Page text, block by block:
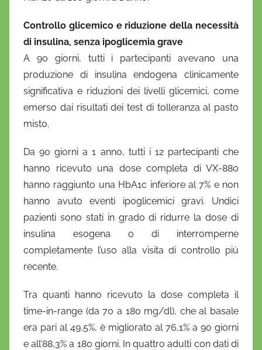
Controllo glicemico e riduzione della necessità
di insulina, senza ipoglicemia grave
A 90 giorni, tutti i partecipanti avevano una
produzione di insulina endogena clinicamente
significativa e riduzioni dei livelli glicemici, come
emerso dai risultati dei test di tolleranza al pasto
misto.
Da 90 giorni a 1 anno, tutti i 12 partecipanti che
hanno ricevuto una dose completa di VX-880
hanno raggiunto una HbA1c inferiore al 7% e non
hanno avuto eventi ipoglicemici gravi. Undici
pazienti sono stati in grado di ridurre la dose di
insulina esogena o di interromperne
completamente l’uso alla visita di controllo più
recente.
Tra quanti hanno ricevuto la dose completa il
time-in-range (da 70 a 180 mg/dl), che al basale
era pari al 49,5%, è migliorato al 76,1% a 90 giorni
e all’88,3% a 180 giorni. In quattro adulti con dati di